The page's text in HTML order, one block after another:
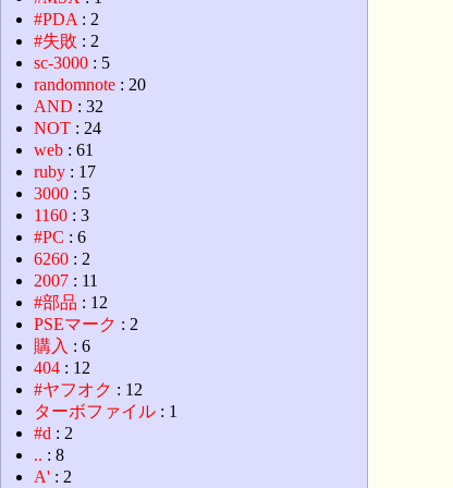
#PDA : 2
#失敗 : 2
sc-3000 : 5
randomnote : 20
AND : 32
NOT : 24
web : 61
ruby : 17
3000 : 5
1160 : 3
#PC : 6
6260 : 2
2007 : 11
#部品 : 12
PSEマーク : 2
購入 : 6
404 : 12
#ヤフオク : 12
ターボファイル : 1
#d : 2
.. : 8
A' : 2